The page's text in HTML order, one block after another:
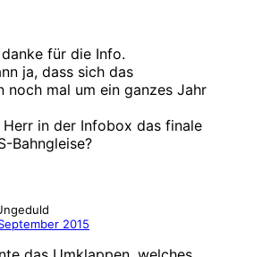
für die Info.
ja, dass sich das
noch mal um ein ganzes Jahr
in der Infobox das finale
Bahngleise?
2015